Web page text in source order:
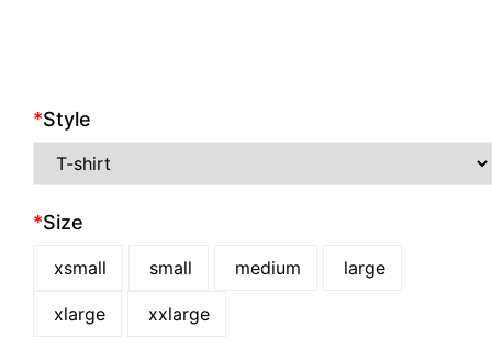
*Style
*Size
xsmall small medium large
xlarge xxlarge